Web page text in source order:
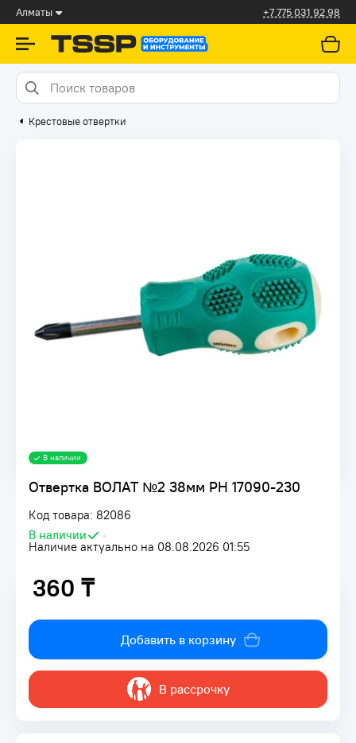
Алматы +7 775 031 92 98
Крестовые отвертки
Отвертка ВОЛАТ №2 38мм PH 17090-230
Код товара: 82086
В наличии
•
Наличие актуально на 08.08.2026 01:55
В наличии
360 ₸
360 ₸
Добавить в корзину
В рассрочку